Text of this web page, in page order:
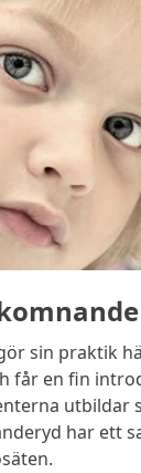
sin praktik
får en fin
utbildar
har ett